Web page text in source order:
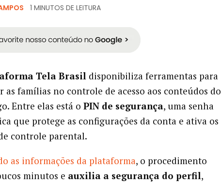
1 MINUTOS DE LEITURA
Tela Brasildisponibiliza ferramentas para
as famílias no controle de acesso aos conteúdos do
Entre elas está o PIN de segurança, uma senha
que protege as configurações da conta e ativa os
controle parental.
as informações da plataforma, o procedimento
minutos e auxilia a segurança do perfil,